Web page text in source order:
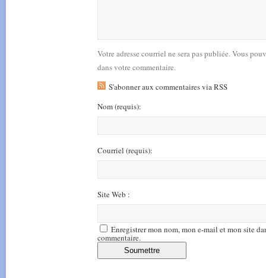
Votre adresse courriel ne sera pas publiée. Vous
dans votre commentaire.
S'abonner aux commentaires via RSS
Nom(requis):
Courriel (requis):
Site Web :
Enregistrer mon nom, mon e-mail et mon site
commentaire.